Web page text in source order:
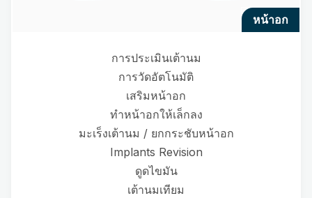
หน้าอก
การประเมินเต้านม
การวัดอัตโนมัติ
เสริมหน้าอก
ทำหน้าอกให้เล็กลง
มะเร็งเต้านม / ยกกระชับหน้าอก
Implants Revision
ดูดไขมัน
เต้านมเทียม